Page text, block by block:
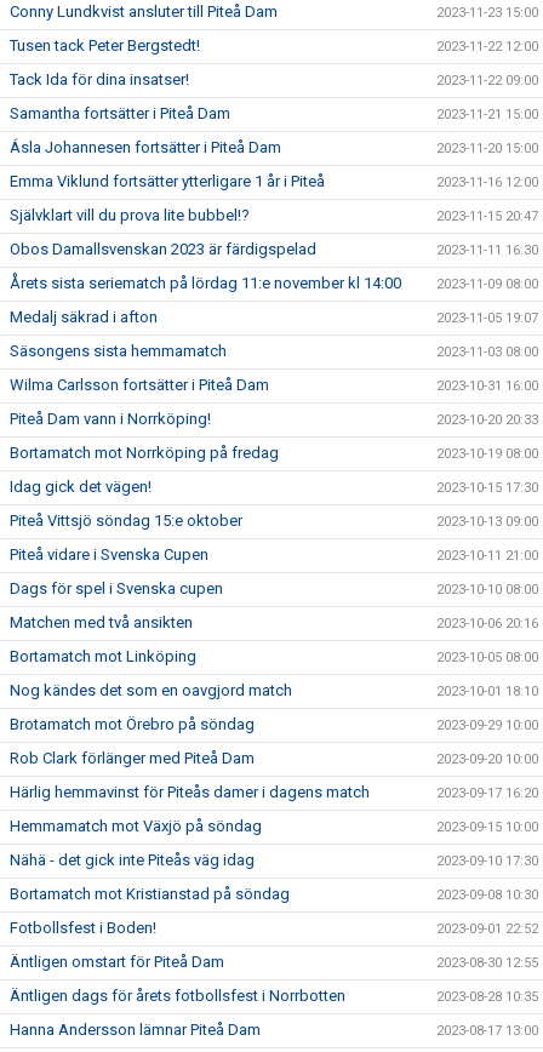
Conny Lundkvist ansluter till Piteå Dam 2023-11-23 15:00
Tusen tack Peter Bergstedt! 2023-11-22 12:00
Tack Ida för dina insatser! 2023-11-22 09:00
Samantha fortsätter i Piteå Dam 2023-11-21 15:00
Ásla Johannesen fortsätter i Piteå Dam 2023-11-20 15:00
Emma Viklund fortsätter ytterligare 1 år i Piteå 2023-11-16 12:00
Självklart vill du prova lite bubbel!? 2023-11-15 20:47
Obos Damallsvenskan 2023 är färdigspelad 2023-11-11 16:30
Årets sista seriematch på lördag 11:e november kl 14:00 2023-11-09 08:00
Medalj säkrad i afton 2023-11-05 19:07
Säsongens sista hemmamatch 2023-11-03 08:00
Wilma Carlsson fortsätter i Piteå Dam 2023-10-31 16:00
Piteå Dam vann i Norrköping! 2023-10-20 20:33
Bortamatch mot Norrköping på fredag 2023-10-19 08:00
Idag gick det vägen! 2023-10-15 17:30
Piteå Vittsjö söndag 15:e oktober 2023-10-13 09:00
Piteå vidare i Svenska Cupen 2023-10-11 21:00
Dags för spel i Svenska cupen 2023-10-10 08:00
Matchen med två ansikten 2023-10-06 20:16
Bortamatch mot Linköping 2023-10-05 08:00
Nog kändes det som en oavgjord match 2023-10-01 18:10
Brotamatch mot Örebro på söndag 2023-09-29 10:00
Rob Clark förlänger med Piteå Dam 2023-09-20 10:00
Härlig hemmavinst för Piteås damer i dagens match 2023-09-17 16:20
Hemmamatch mot Växjö på söndag 2023-09-15 10:00
Nähä - det gick inte Piteås väg idag 2023-09-10 17:30
Bortamatch mot Kristianstad på söndag 2023-09-08 10:30
Fotbollsfest i Boden! 2023-09-01 22:52
Äntligen omstart för Piteå Dam 2023-08-30 12:55
Äntligen dags för årets fotbollsfest i Norrbotten 2023-08-28 10:35
Hanna Andersson lämnar Piteå Dam 2023-08-17 13:00